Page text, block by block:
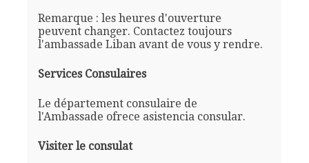
Remarque : les heures d'ouverture
peuvent changer. Contactez toujours
l'ambassade Liban avant de vous y rendre.
Services Consulaires
Le département consulaire de
l'Ambassade ofrece asistencia consular.
Visiter le consulat